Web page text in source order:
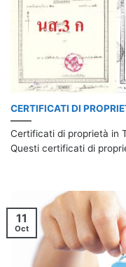
CERTIFICATI DI
Certificati di proprietà in
Questi certificati di
11
Oct